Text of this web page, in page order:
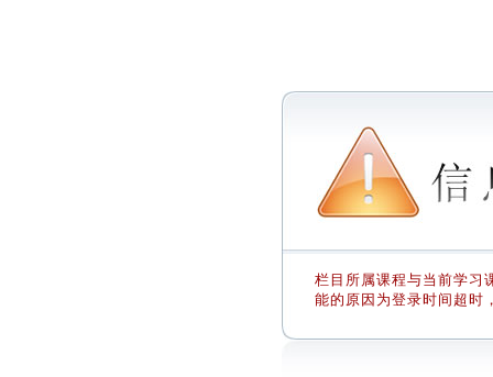
栏目所属课程与当前学习
能的原因为登录时间超时